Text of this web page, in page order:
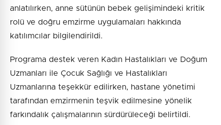
anlatılırken, anne sütünün bebek gelişimindeki kritik
rolü ve doğru emzirme uygulamaları hakkında
katılımcılar bilgilendirildi.
Programa destek veren Kadın Hastalıkları ve Doğum
Uzmanları ile Çocuk Sağlığı ve Hastalıkları
Uzmanlarına teşekkür edilirken, hastane yönetimi
tarafından emzirmenin teşvik edilmesine yönelik
farkındalık çalışmalarının sürdürüleceği belirtildi.